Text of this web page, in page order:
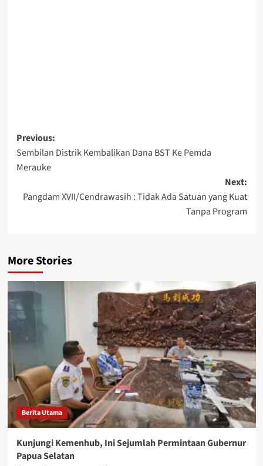
Post
navigation
Previous:
Sembilan Distrik Kembalikan Dana BST Ke Pemda
Merauke
Next:
Pangdam XVII/Cendrawasih : Tidak Ada Satuan yang Kuat
Tanpa Program
More Stories
Berita Utama
Kunjungi Kemenhub, Ini Sejumlah Permintaan Gubernur
Papua Selatan